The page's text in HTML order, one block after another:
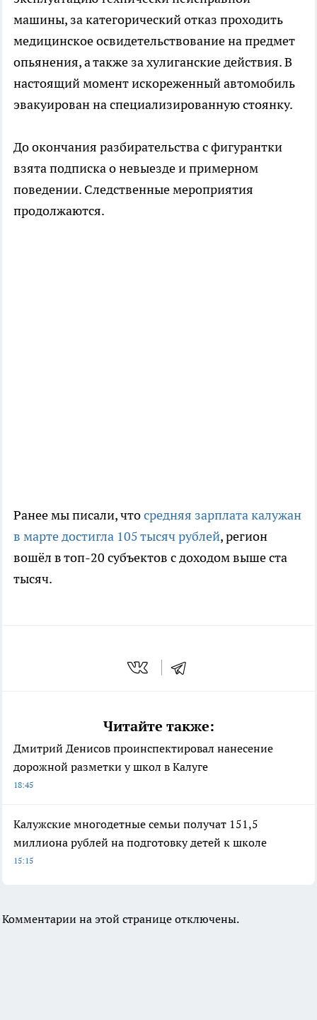
машины, за категорический отказ проходить
медицинское освидетельствование на предмет
опьянения, а также за хулиганские действия. В
настоящий момент искореженный автомобиль
эвакуирован на специализированную стоянку.
До окончания разбирательства с фигурантки
взята подписка о невыезде и примерном
поведении. Следственные мероприятия
продолжаются.
Ранее мы писали, чтосредняя зарплата калужан
в марте достигла 105 тысяч рублей, регион
вошёл в топ-20 субъектов с доходом выше ста
тысяч.
Читайте также:
Дмитрий Денисов проинспектировал нанесение
дорожной разметки у школ в Калуге
18:45
Калужские многодетные семьи получат 151,5
миллиона рублей на подготовку детей к школе
15:15
Комментарии на этой странице отключены.